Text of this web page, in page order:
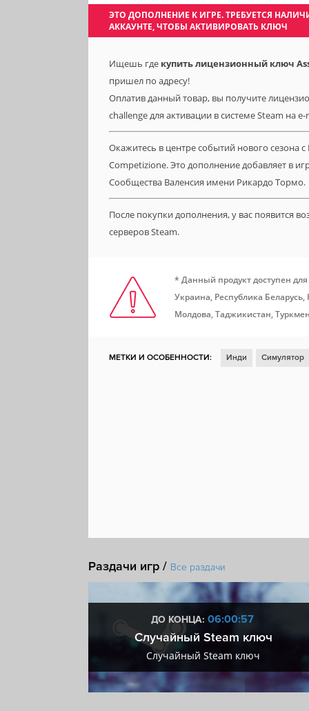
ЭТО ДОПОЛНЕНИЕ К ИГРЕ. ТРЕБУЕТСЯ
АККАУНТЕ, ЧТОБЫ АКТИВИРОВАТЬ КЛЮЧ
Ищешь где купить лицензионный ключ
пришел по адресу!
Оплатив данный товар, вы получите
challenge для активации в системе Steam на
Окажитесь в центре событий нового сезона
Competizione. Это дополнение добавляет в
Сообщества Валенсия имени Рикардо Тормо.
После покупки дополнения, у вас появится
серверов Steam.
* Данный продукт доступен
Украина, Республика
Молдова, Таджикистан,
МЕТКИ И ОСОБЕННОСТИ: Инди Симулятор
Раздачи игр / Все раздачи
ДО КОНЦА: 06:00:56
Случайный Steam ключ
Случайный Steam ключ